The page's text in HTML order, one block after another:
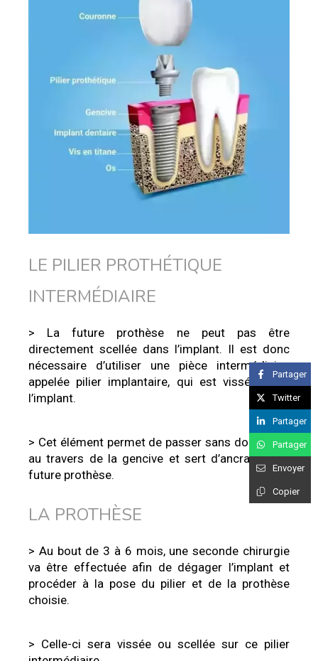
LE PILIER PROTHÉTIQUE
INTERMÉDIAIRE
> La future prothèse ne peut pas être
directement scellée dans l’implant. Il est donc
nécessaire d’utiliser une pièce intermédiaire,
appelée pilier implantaire, qui est vissée dans
l’implant.
> Cet élément permet de passer sans dommage
au travers de la gencive et sert d’ancrage à la
future prothèse.
LA PROTHÈSE
> Au bout de 3 à 6 mois, une seconde chirurgie
va être effectuée afin de dégager l’implant et
procéder à la pose du pilier et de la prothèse
choisie.
> Celle-ci sera vissée ou scellée sur ce pilier
Partager
Twitter
Partager
Partager
Envoyer
Copier